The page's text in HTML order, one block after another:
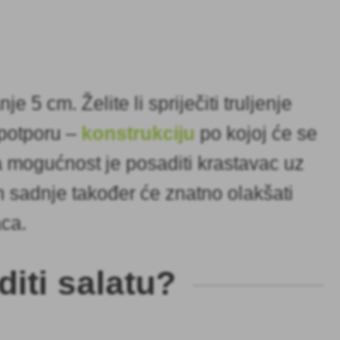
5 cm. Želite li spriječiti truljenje
– konstrukciju po kojoj će se
mogućnost je posaditi krastavac uz
sadnje također će znatno olakšati
salatu?